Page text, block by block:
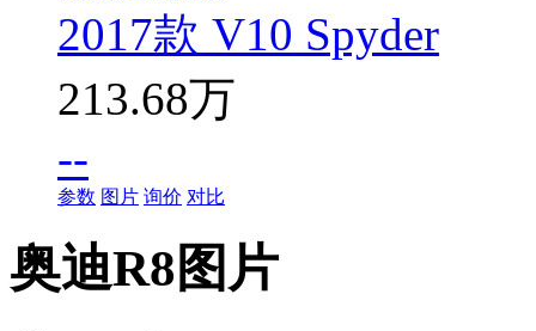
2017款 V10 Spyder
213.68万
--
参数 图片 询价 对比
奥迪R8图片